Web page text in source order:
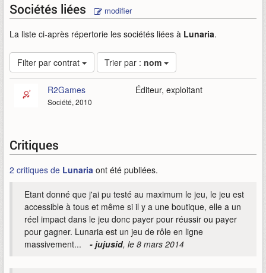
Sociétés liées modifier
La liste ci-après répertorie les sociétés liées à Lunaria.
Filter par contrat Trier par : nom
R2Games
Société, 2010
Éditeur, exploitant
Critiques
2 critiques de Lunaria ont été publiées.
Etant donné que j'ai pu testé au maximum le jeu, le jeu est
accessible à tous et même si il y a une boutique, elle a un
réel impact dans le jeu donc payer pour réussir ou payer
pour gagner. Lunaria est un jeu de rôle en ligne
massivement...
- jujusid, le 8 mars 2014